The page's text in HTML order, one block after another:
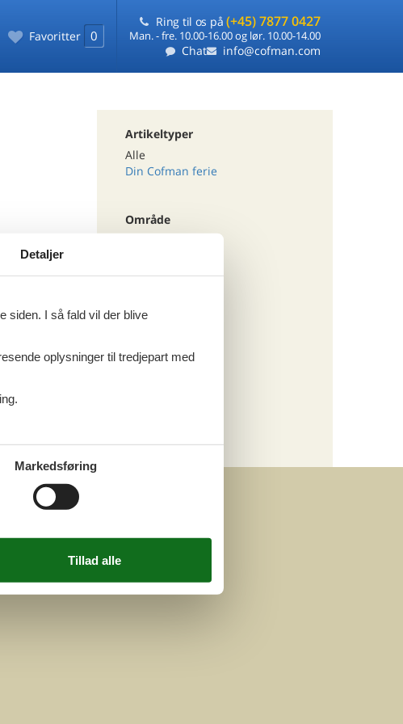
Favoritter 0
Ring til os på (+45) 7877 0427
Man. - fre. 10.00-16.00 og lør. 10.00-14.00
Chat info@cofman.com
Artikeltyper
Alle
Din Cofman ferie
Område
Sjælland
Alle
Alle
Detaljer
siden. I så fald vil der blive
oplysninger til tredjepart med
Markedsføring